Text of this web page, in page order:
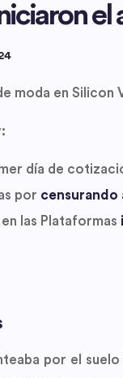
el
moda en
día de
por censurando
las Plataformas
por el